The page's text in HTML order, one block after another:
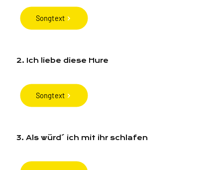
Songtext
2. Ich liebe diese Hure
Songtext
3. Als würd´ ich mit ihr schlafen